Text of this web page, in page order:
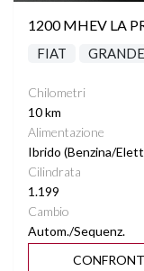
1200 MHEV LA
FIAT
Chilometri
10 km
Alimentazione
Ibrido (Benzina/
Cilindrata
1.199
Cambio
Autom./Sequenz.